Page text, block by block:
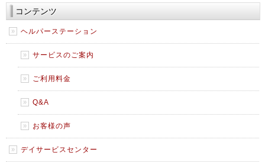
コンテンツ
ヘルパーステーション
サービスのご案内
ご利用料金
Q&A
お客様の声
デイサービスセンター